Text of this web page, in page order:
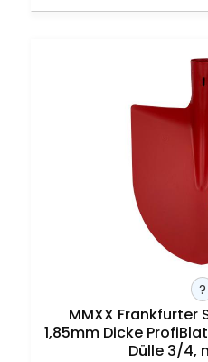
?
MMXX Frankfurter
1,85mm Dicke
Dülle 3/4,